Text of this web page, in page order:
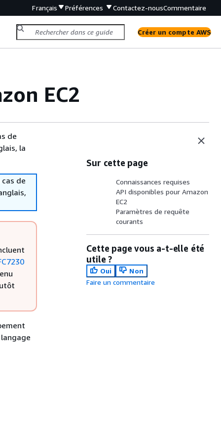
Français Préférences Contactez-nousCommentaire
Créer un compte AWS
EC2
de
la
de
Sur cette page
Connaissances requises
API disponibles pour Amazon
EC2
Paramètres de requête
courants
Cette page vous a-t-elle été
utile ?
Oui
Non
Faire un commentaire